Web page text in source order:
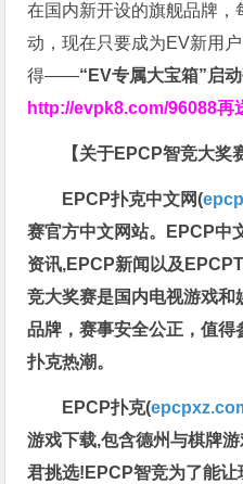
在国内新开设的旗舰品牌
动，现在只要成为EV新用
得——“EV专属大宝箱”启
http://evpk8.com/96088再
【关于EPCP智竞大奖
EPCP扑克中文网(
赛官方中文网站。EPCP中
资讯,EPCP新闻以及
竞大奖赛是国内电视游戏
品牌，赛事安全公正，值得
扑克热潮。
EPCP扑克(
游戏下载,包含德州与棋牌
君挑选!EPCP智竞为了能